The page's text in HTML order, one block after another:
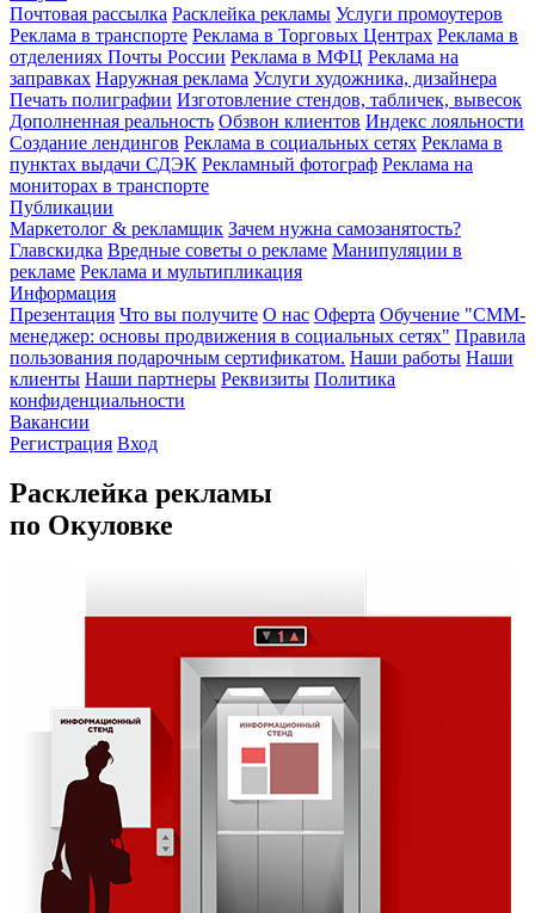
Почтовая рассылка Расклейка рекламы Услуги промоутеров
Реклама в транспорте Реклама в Торговых Центрах Реклама в
отделениях Почты России Реклама в МФЦ Реклама на
заправках Наружная реклама Услуги художника, дизайнера
Печать полиграфии Изготовление стендов, табличек, вывесок
Дополненная реальность Обзвон клиентов Индекс лояльности
Создание лендингов Реклама в социальных сетях Реклама в
пунктах выдачи СДЭК Рекламный фотограф Реклама на
мониторах в транспорте
Публикации
Маркетолог & рекламщик Зачем нужна самозанятость?
Главскидка Вредные советы о рекламе Манипуляции в
рекламе Реклама и мультипликация
Информация
Презентация Что вы получите О нас Оферта Обучение "СМM-
менеджер: основы продвижения в социальных сетях" Правила
пользования подарочным сертификатом. Наши работы Наши
клиенты Наши партнеры Реквизиты Политика
конфиденциальности
Вакансии
Регистрация Вход
Расклейка рекламы
по Окуловке